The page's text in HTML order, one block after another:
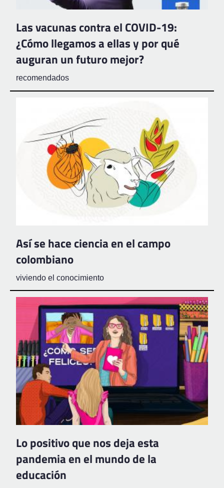
Las vacunas contra el COVID-19:
¿Cómo llegamos a ellas y por qué
auguran un futuro mejor?
recomendados
Así se hace ciencia en el campo
colombiano
viviendo el conocimiento
Lo positivo que nos deja esta
pandemia en el mundo de la
educación